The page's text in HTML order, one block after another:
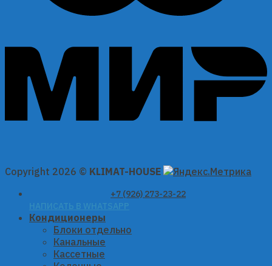
Copyright 2026 © KLIMAT-HOUSE
+7 (926) 273-23-22
НАПИСАТЬ В WHATSAPP
Кондиционеры
Блоки отдельно
Канальные
Кассетные